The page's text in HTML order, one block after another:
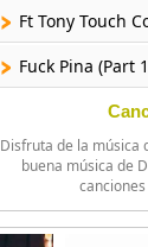
Ft Tony Touch
Fuck Pina (Part
Disfruta de la música
buena música de